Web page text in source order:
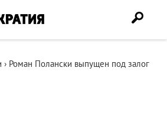
› Роман Полански выпущен под залог